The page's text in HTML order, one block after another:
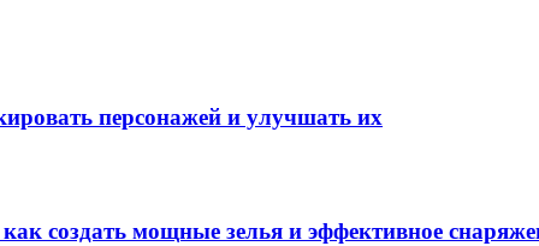
персонажей и улучшать их
создать мощные зелья и эффективное